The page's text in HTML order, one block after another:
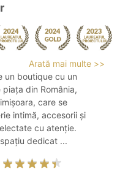
Arată mai multe >>
un boutique cu un
din România,
care se
intimă, accesorii și
cu atenție.
dedicat ...